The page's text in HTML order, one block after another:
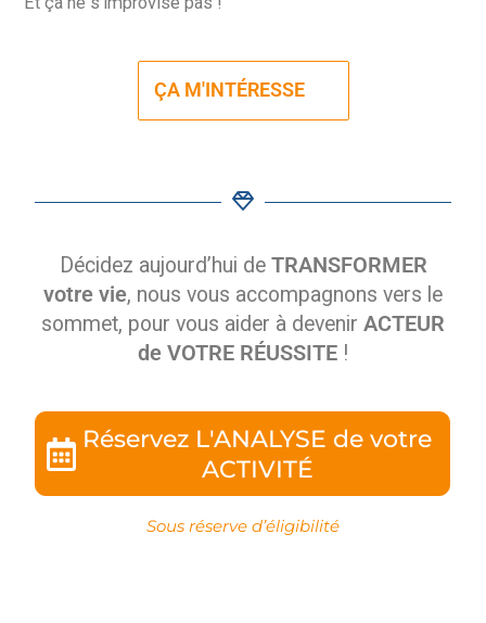
ÇA M'INTÉRESSE
Décidez aujourd’hui de TRANSFORMER
votre vie, nous vous accompagnons vers le
sommet, pour vous aider à devenir ACTEUR
de VOTRE RÉUSSITE !
Réservez L'ANALYSE de votre
ACTIVITÉ
Sous réserve d’éligibilité